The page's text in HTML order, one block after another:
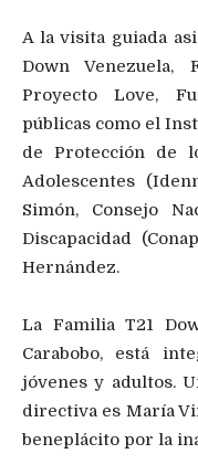
A la visita guiada
Down Venezuela,
Proyecto Love,
públicas como el
de Protección de
Adolescentes
Simón, Consejo
Discapacidad
Hernández.
La Familia T21
Carabobo, está
jóvenes y adultos.
directiva es María
beneplácito por la